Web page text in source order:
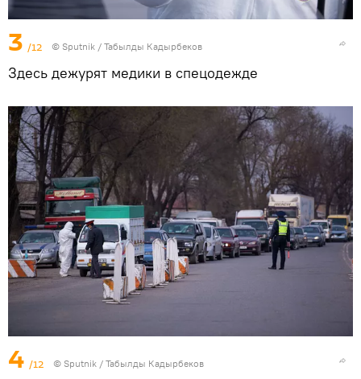
3 /12 © Sputnik / Табылды Кадырбеков
Здесь дежурят медики в спецодежде
4 /12 © Sputnik / Табылды Кадырбеков